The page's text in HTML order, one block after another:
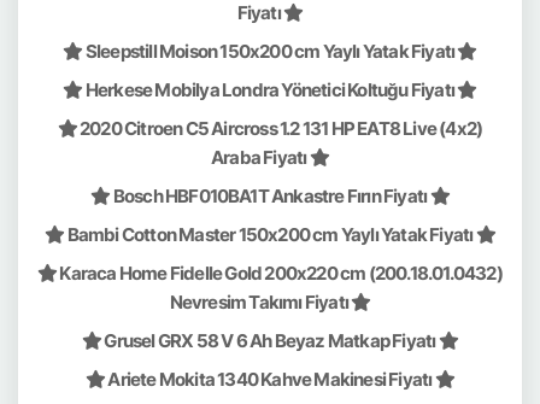
Fiyatı
Sleepstill Moison 150x200 cm Yaylı Yatak Fiyatı
Herkese Mobilya Londra Yönetici Koltuğu Fiyatı
2020 Citroen C5 Aircross 1.2 131 HP EAT8 Live (4x2)
Araba Fiyatı
Bosch HBF010BA1T Ankastre Fırın Fiyatı
Bambi Cotton Master 150x200 cm Yaylı Yatak Fiyatı
Karaca Home Fidelle Gold 200x220 cm (200.18.01.0432)
Nevresim Takımı Fiyatı
Grusel GRX 58 V 6 Ah Beyaz Matkap Fiyatı
Ariete Mokita 1340 Kahve Makinesi Fiyatı